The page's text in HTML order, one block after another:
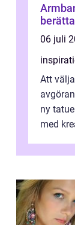
06 juli
Att
ny
med